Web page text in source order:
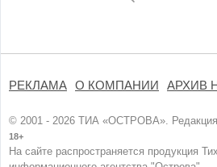
РЕКЛАМА О КОМПАНИИ АРХИВ
© 2001 - 2026 ТИА «ОСТРОВА».
18+
На сайте распространяется продукция